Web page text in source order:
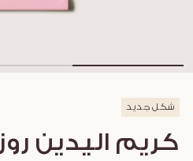
شكل جديد
كريم اليدين روز